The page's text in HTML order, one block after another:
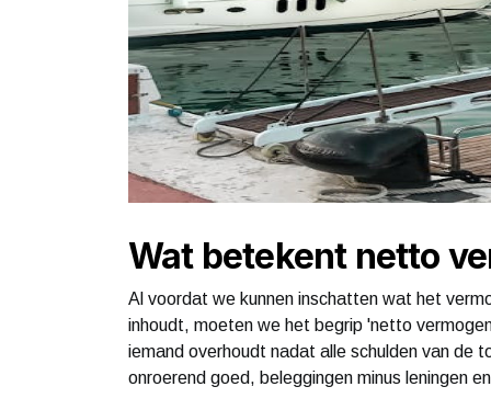
Wat betekent netto
Al voordat we kunnen inschatten wat het
inhoudt, moeten we het begrip 'netto
iemand overhoudt nadat alle schulden van
onroerend goed, beleggingen minus leningen